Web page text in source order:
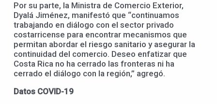
Por su parte, la Ministra de Comercio Exterior,
Dyalá Jiménez, manifestó que “continuamos
trabajando en diálogo con el sector privado
costarricense para encontrar mecanismos que
permitan abordar el riesgo sanitario y asegurar la
continuidad del comercio. Deseo enfatizar que
Costa Rica no ha cerrado las fronteras ni ha
cerrado el diálogo con la región,” agregó.
Datos COVID-19